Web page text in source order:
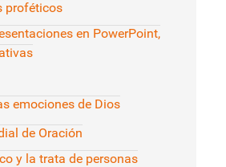
proféticos
en PowerPoint,
emociones de Dios
de Oración
y la trata de personas